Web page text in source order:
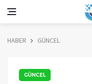
HABER GÜNCEL
GÜNCEL